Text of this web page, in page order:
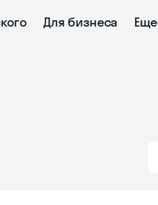
Для бизнеса Еще